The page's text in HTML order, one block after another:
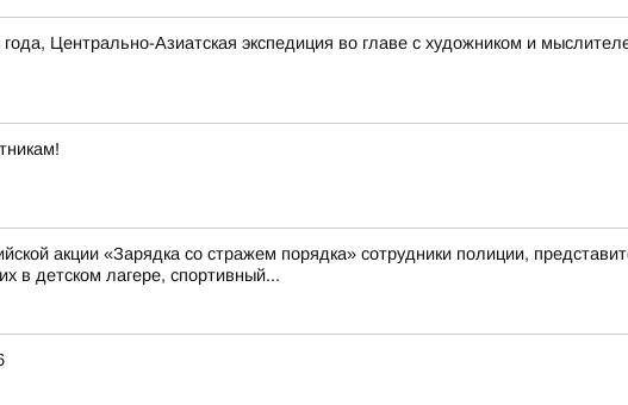
года, Центрально-Азиатская экспедиция во главе с художником и
акции «Зарядка со стражем порядка» сотрудники полиции,
в детском лагере, спортивный...